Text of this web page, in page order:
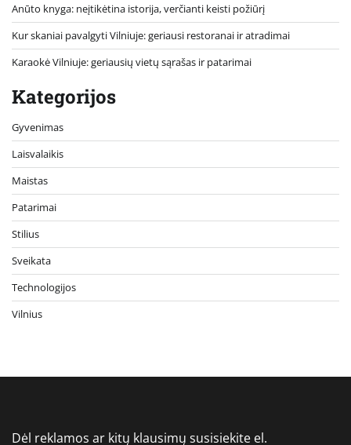
Anūto knyga: neįtikėtina istorija, verčianti keisti požiūrį
Kur skaniai pavalgyti Vilniuje: geriausi restoranai ir atradimai
Karaokė Vilniuje: geriausių vietų sąrašas ir patarimai
Kategorijos
Gyvenimas
Laisvalaikis
Maistas
Patarimai
Stilius
Sveikata
Technologijos
Vilnius
Dėl reklamos ar kitų klausimų susisiekite el.